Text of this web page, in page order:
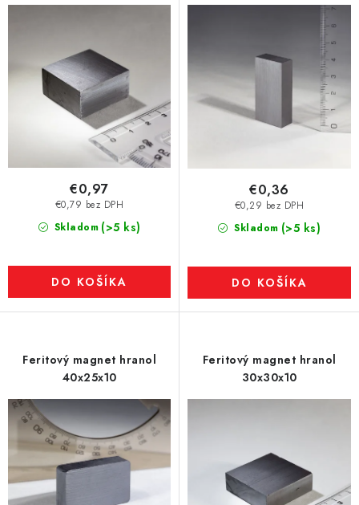
Skladom (>5 ks)
€0,79 bez DPH
€0,97
DO KOŠÍKA
Skladom (>5 ks)
€0,29 bez DPH
€0,36
DO KOŠÍKA
Feritový magnet hranol
40x25x10
Feritový magnet hranol
30x30x10